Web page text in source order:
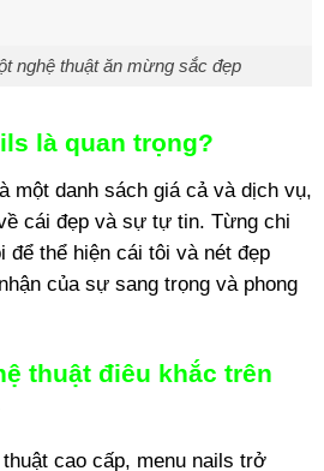
nghệ thuật ăn mừng sắc đẹp
là quan trọng?
một danh sách giá cả và dịch vụ,
cái đẹp và sự tự tin. Từng chi
để thể hiện cái tôi và nét đẹp
của sự sang trọng và phong
thuật điêu khắc trên
cao cấp, menu nails trở